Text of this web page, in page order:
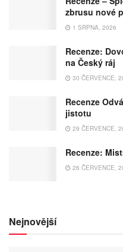
zbrusu nové
1 SRPNA, 2026
Recenze:
na Český ráj
30 ČERVENCE,
Recenze
jistotu
29 ČERVENCE,
Recenze:
26 ČERVENCE,
Nejnovější